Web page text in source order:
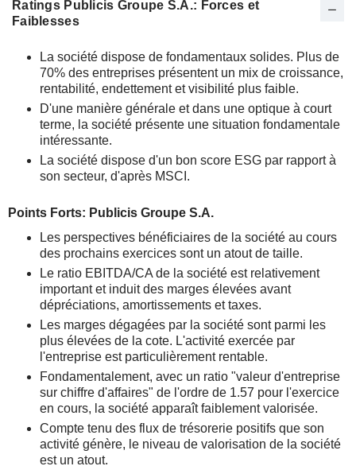
Ratings Publicis Groupe S.A.: Forces et
Faiblesses
La société dispose de fondamentaux solides. Plus de
70% des entreprises présentent un mix de croissance,
rentabilité, endettement et visibilité plus faible.
D'une manière générale et dans une optique à court
terme, la société présente une situation fondamentale
intéressante.
La société dispose d'un bon score ESG par rapport à
son secteur, d'après MSCI.
Points Forts: Publicis Groupe S.A.
Les perspectives bénéficiaires de la société au cours
des prochains exercices sont un atout de taille.
Le ratio EBITDA/CA de la société est relativement
important et induit des marges élevées avant
dépréciations, amortissements et taxes.
Les marges dégagées par la société sont parmi les
plus élevées de la cote. L'activité exercée par
l'entreprise est particulièrement rentable.
Fondamentalement, avec un ratio "valeur d'entreprise
sur chiffre d'affaires" de l'ordre de 1.57 pour l'exercice
en cours, la société apparaît faiblement valorisée.
Compte tenu des flux de trésorerie positifs que son
activité génère, le niveau de valorisation de la société
est un atout.